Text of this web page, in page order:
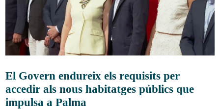
El Govern endureix els requisits per
accedir als nous habitatges públics que
impulsa a Palma